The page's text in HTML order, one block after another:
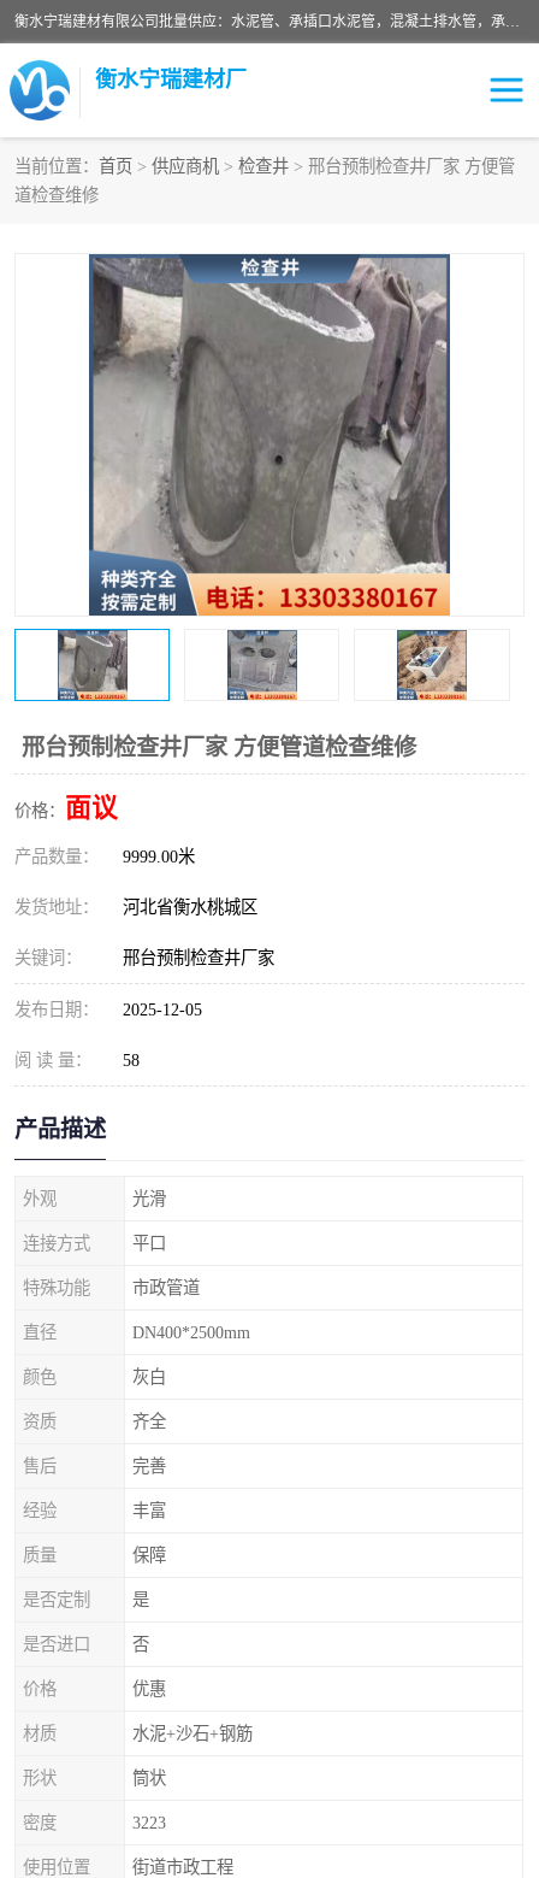
衡水宁瑞建材有限公司批量供应：水泥管、承插口水泥管，混凝土排水管，承插口水泥管，企口水泥管，钢承口水泥管，顶管，平口水泥管，水泥检查井，混凝土检查井，预制混凝土检查井，矩形检查井，圆形检查井等产品。
衡水宁瑞建材厂
当前位置： 首页 > 供应商机 > 检查井 > 邢台预制检查井厂家 方便管
道检查维修
邢台预制检查井厂家 方便管道检查维修
价格： 面议
产品数量： 9999.00米
发货地址： 河北省衡水桃城区
关键词： 邢台预制检查井厂家
发布日期： 2025-12-05
阅 读 量： 58
产品描述
外观 光滑
连接方式 平口
特殊功能 市政管道
直径 DN400*2500mm
颜色 灰白
资质 齐全
售后 完善
经验 丰富
质量 保障
是否定制 是
是否进口 否
价格 优惠
材质 水泥+沙石+钢筋
形状 筒状
密度 3223
使用位置 街道市政工程
检查井
水泥检查井 水泥管
圆形检查井 矩形检查井
混凝土检查井 预制混凝土检查井
钢承口水泥管